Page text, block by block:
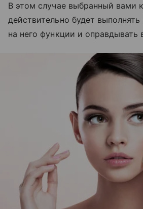
В этом случае выбранный вами
действительно будет
на него функции и